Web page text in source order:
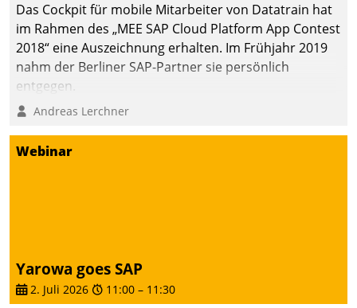
Das Cockpit für mobile Mitarbeiter von Datatrain hat
im Rahmen des „MEE SAP Cloud Platform App Contest
2018“ eine Auszeichnung erhalten. Im Frühjahr 2019
nahm der Berliner SAP-Partner sie persönlich
entgegen.
Andreas Lerchner
Webinar
Yarowa goes SAP
2. Juli 2026 11:00 – 11:30